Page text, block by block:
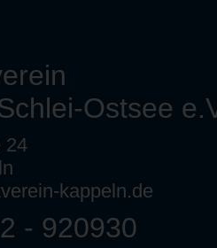
Ostsee
24
kappeln.de
- 920930